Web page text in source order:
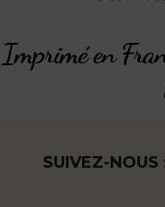
Imprimé en
SUIVEZ-NOUS